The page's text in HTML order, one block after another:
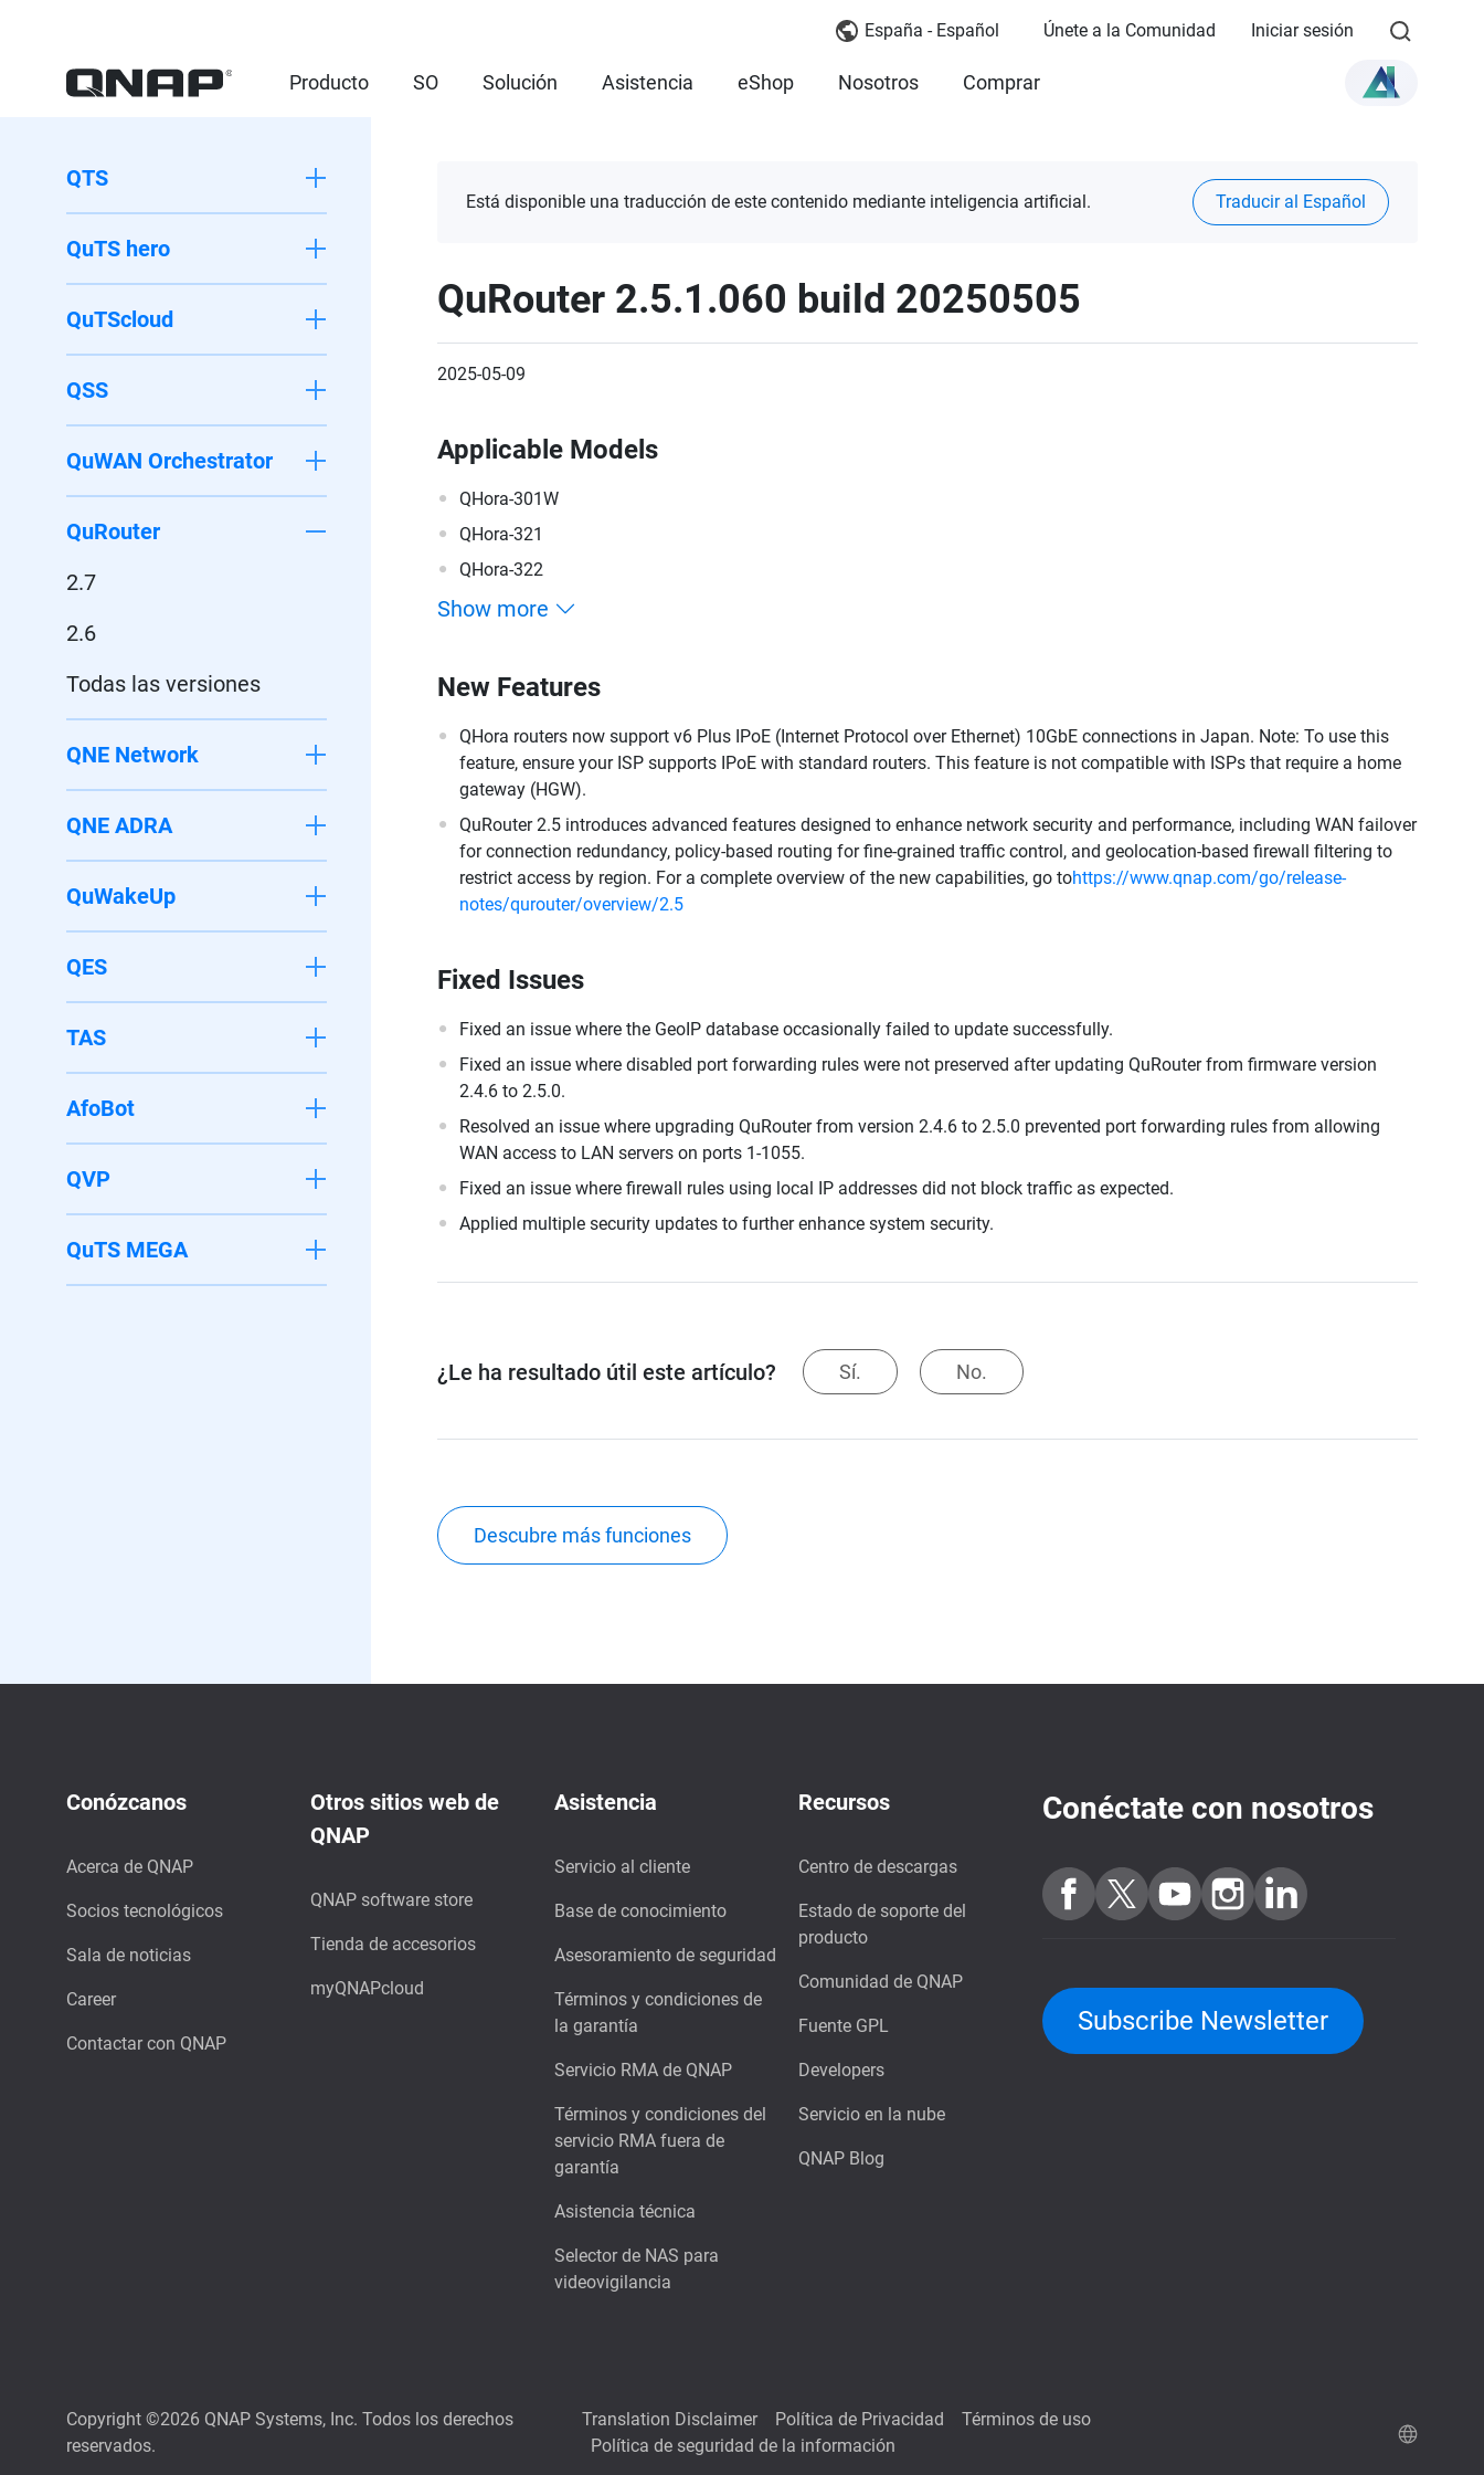
España - Español Únete a la Comunidad Iniciar sesión
Producto SO Solución Asistencia eShop Nosotros Comprar
QTS
QuTS hero
QuTScloud
QSS
QuWAN Orchestrator
QuRouter
2.7
2.6
Todas las versiones
QNE Network
QNE ADRA
QuWakeUp
QES
TAS
AfoBot
QVP
QuTS MEGA
Está disponible una traducción de este contenido mediante inteligencia artificial. Traducir al Español
QuRouter 2.5.1.060 build 20250505
2025-05-09
Applicable Models
QHora-301W
QHora-321
QHora-322
Show more
New Features
QHora routers now support v6 Plus IPoE (Internet Protocol over Ethernet) 10GbE connections in Japan. Note: To use this
feature, ensure your ISP supports IPoE with standard routers. This feature is not compatible with ISPs that require a home
gateway (HGW).
QuRouter 2.5 introduces advanced features designed to enhance network security and performance, including WAN failover
for connection redundancy, policy-based routing for fine-grained traffic control, and geolocation-based firewall filtering to
restrict access by region. For a complete overview of the new capabilities, go tohttps://www.qnap.com/go/release-
notes/qurouter/overview/2.5
Fixed Issues
Fixed an issue where the GeoIP database occasionally failed to update successfully.
Fixed an issue where disabled port forwarding rules were not preserved after updating QuRouter from firmware version
2.4.6 to 2.5.0.
Resolved an issue where upgrading QuRouter from version 2.4.6 to 2.5.0 prevented port forwarding rules from allowing
WAN access to LAN servers on ports 1-1055.
Fixed an issue where firewall rules using local IP addresses did not block traffic as expected.
Applied multiple security updates to further enhance system security.
¿Le ha resultado útil este artículo? Sí. No.
Descubre más funciones
Conózcanos
Acerca de QNAP
Socios tecnológicos
Sala de noticias
Career
Contactar con QNAP
Otros sitios web de
QNAP
QNAP software store
Tienda de accesorios
myQNAPcloud
Asistencia
Servicio al cliente
Base de conocimiento
Asesoramiento de seguridad
Términos y condiciones de
la garantía
Servicio RMA de QNAP
Términos y condiciones del
servicio RMA fuera de
garantía
Asistencia técnica
Selector de NAS para
videovigilancia
Recursos
Centro de descargas
Estado de soporte del
producto
Comunidad de QNAP
Fuente GPL
Developers
Servicio en la nube
QNAP Blog
Conéctate con nosotros
Subscribe Newsletter
Copyright ©2026 QNAP Systems, Inc. Todos los derechos
reservados.
Translation Disclaimer Política de Privacidad
Términos de uso
Política de seguridad de la información